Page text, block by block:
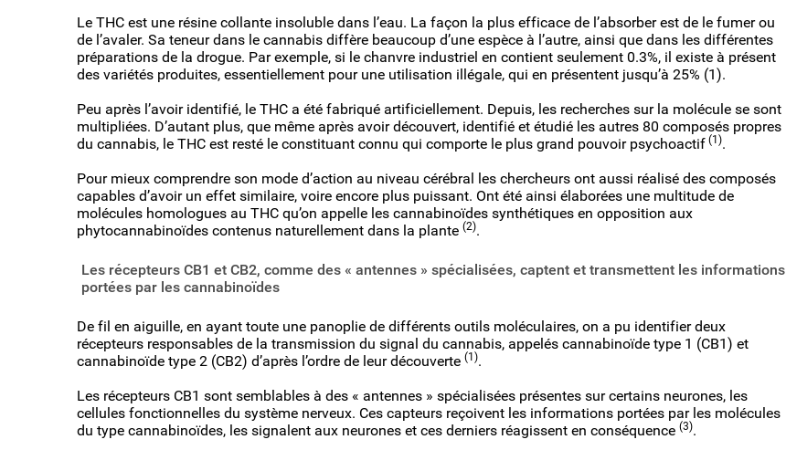
Le THC est une résine collante insoluble dans l’eau. La façon la plus efficace de l’absorber est de le fumer ou
de l’avaler. Sa teneur dans le cannabis diffère beaucoup d’une espèce à l’autre, ainsi que dans les différentes
préparations de la drogue. Par exemple, si le chanvre industriel en contient seulement 0.3%, il existe à présent
des variétés produites, essentiellement pour une utilisation illégale, qui en présentent jusqu’à 25% (1).
Peu après l’avoir identifié, le THC a été fabriqué artificiellement. Depuis, les recherches sur la molécule se sont
multipliées. D’autant plus, que même après avoir découvert, identifié et étudié les autres 80 composés propres
du cannabis, le THC est resté le constituant connu qui comporte le plus grand pouvoir psychoactif (1).
Pour mieux comprendre son mode d’action au niveau cérébral les chercheurs ont aussi réalisé des composés
capables d’avoir un effet similaire, voire encore plus puissant. Ont été ainsi élaborées une multitude de
molécules homologues au THC qu’on appelle les cannabinoïdes synthétiques en opposition aux
phytocannabinoïdes contenus naturellement dans la plante (2).
Les récepteurs CB1 et CB2, comme des « antennes » spécialisées, captent et transmettent les informations
portées par les cannabinoïdes
De fil en aiguille, en ayant toute une panoplie de différents outils moléculaires, on a pu identifier deux
récepteurs responsables de la transmission du signal du cannabis, appelés cannabinoïde type 1 (CB1) et
cannabinoïde type 2 (CB2) d’après l’ordre de leur découverte (1).
Les récepteurs CB1 sont semblables à des « antennes » spécialisées présentes sur certains neurones, les
cellules fonctionnelles du système nerveux. Ces capteurs reçoivent les informations portées par les molécules
du type cannabinoïdes, les signalent aux neurones et ces derniers réagissent en conséquence (3).